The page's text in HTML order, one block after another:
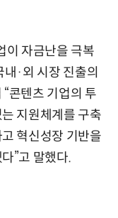
이 자금난을 극복
·외 시장 진출의
콘텐츠 기업의 투
지원체계를 구축
혁신성장 기반을
”고 말했다.